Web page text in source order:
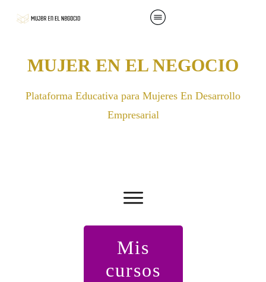
MUJER EN EL NEGOCIO
Plataforma Educativa para Mujeres En Desarrollo
Empresarial
Mis
cursos